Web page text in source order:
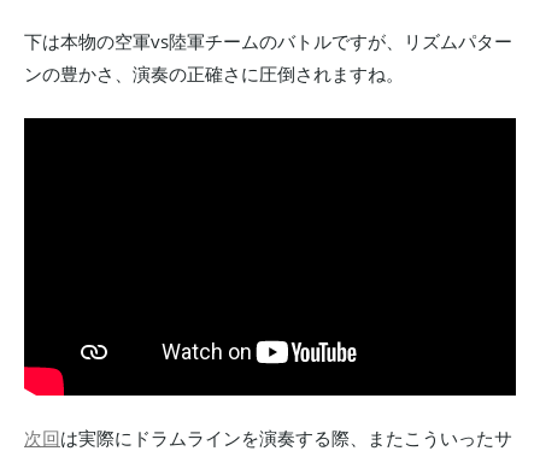
下は本物の空軍vs陸軍チームのバトルですが、リズムパター
ンの豊かさ、演奏の正確さに圧倒されますね。
次回は実際にドラムラインを演奏する際、またこういったサ